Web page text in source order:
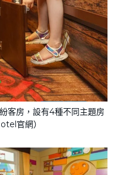
客房，設有4種不同主題房
官網）